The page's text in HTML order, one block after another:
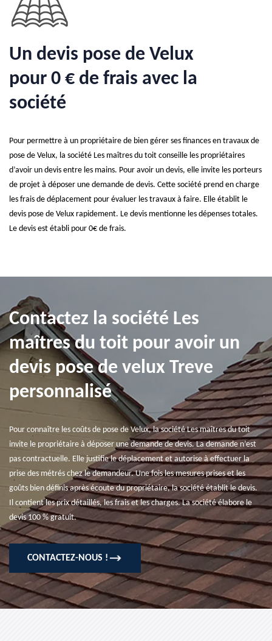
Un devis pose de Velux
pour 0 € de frais avec la
société
Pour permettre à un propriétaire de bien gérer ses finances en travaux de
pose de Velux, la société Les maîtres du toit conseille les propriétaires
d’avoir un devis entre les mains. Pour avoir un devis, elle invite les porteurs
de projet à déposer une demande de devis. Cette société prend en charge
les frais de déplacement pour évaluer les travaux à faire. Elle établit le
devis pose de Velux rapidement. Le devis mentionne les dépenses totales.
Le devis est établi pour 0€ de frais.
Contactez la société Les
maîtres du toit pour avoir un
devis pose de velux Treve
personnalisé
Pour connaître les coûts de pose de Velux, la société Les maîtres du toit
invite le propriétaire à déposer une demande de devis. La demande n’est
pas contractuelle. Elle justifie le déplacement et autorise à effectuer la
prise des métrés chez le demandeur. Une fois les mesures prises et les
goûts bien définis après écoute du propriétaire, la société établit le devis.
Il contient les prix détaillés, les frais et les charges. La société élabore le
devis 100 % gratuit.
CONTACTEZ-NOUS !